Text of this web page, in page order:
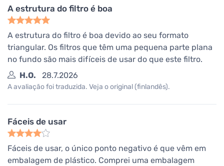
A estrutura do filtro é boa
A estrutura do filtro é boa devido ao seu formato
triangular. Os filtros que têm uma pequena parte plana
no fundo são mais difíceis de usar do que este filtro.
H.O.
28.7.2026
A avaliação foi traduzida. Veja o original (finlandês).
Fáceis de usar
Fáceis de usar, o único ponto negativo é que vêm em
embalagem de plástico. Comprei uma embalagem